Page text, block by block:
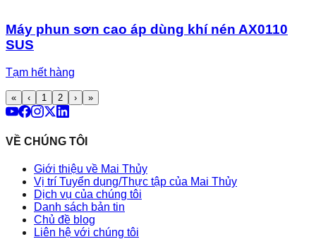
Máy phun sơn cao áp dùng khí nén AX0110
SUS
Tạm hết hàng
« ‹ 1 2 › »
VỀ CHÚNG TÔI
Giới thiệu về Mai Thủy
Vị trí Tuyển dụng/Thực tập của Mai Thủy
Dịch vụ của chúng tôi
Danh sách bản tin
Chủ đề blog
Liên hệ với chúng tôi